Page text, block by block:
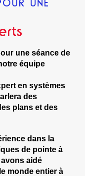
UNE
une séance de
équipe
en systèmes
des
plans et des
dans la
de pointe à
aidé
monde entier à